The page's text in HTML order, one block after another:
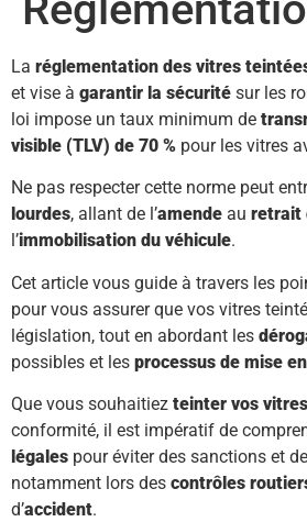
La réglementation des vitres
et vise à garantir la sécurité sur les
loi impose un taux minimum de
visible (TLV) de 70 % pour les vitres
Ne pas respecter cette norme peut
lourdes, allant de l’amende au retrait
l’immobilisation du véhicule.
Cet article vous guide à travers les
pour vous assurer que vos vitres
législation, tout en abordant les
possibles et les processus de mise
Que vous souhaitiez teinter vos vitres
conformité, il est impératif de
légales pour éviter des sanctions et
notamment lors des contrôles
d’accident.